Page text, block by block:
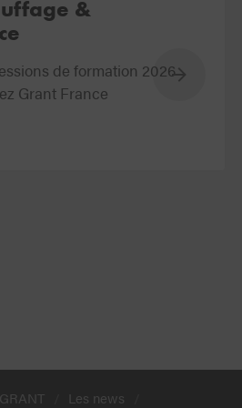
&
de formation 2026
Grant France
Les news